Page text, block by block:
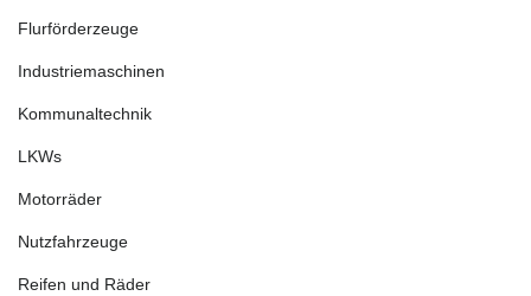
Flurförderzeuge
Industriemaschinen
Kommunaltechnik
LKWs
Motorräder
Nutzfahrzeuge
Reifen und Räder